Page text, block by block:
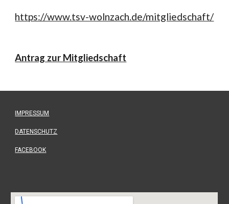
https://www.tsv-wolnzach.de/mitgliedschaft/
Antrag zur Mitgliedschaft
IMPRESSUM
DATENSCHUTZ
FACEBOOK